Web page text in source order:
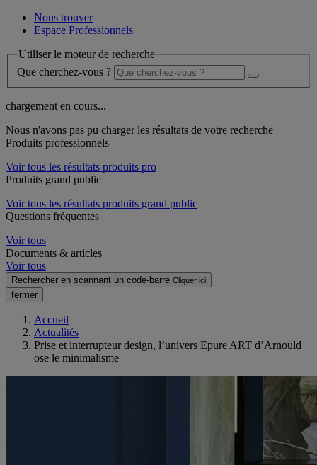
Nous trouver
Espace Professionnels
Utiliser le moteur de recherche
Que cherchez-vous ?
chargement en cours...
Nous n'avons pas pu charger les résultats de votre recherche
Produits professionnels
Voir tous les résultats produits pro
Produits grand public
Voir tous les résultats produits grand public
Questions fréquentes
Voir tous
Documents & articles
Voir tous
Rechercher en scannant un code-barre Cliquer ici
fermer
Accueil
Actualités
Prise et interrupteur design, l’univers Epure ART d’Arnould
ose le minimalisme